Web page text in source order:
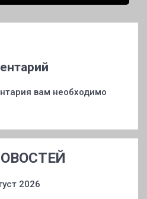
вам необходимо
2026